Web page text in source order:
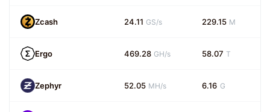
Zcash 24.11 GS/s 229.15 M
Ergo 469.28 GH/s 58.07 T
Zephyr 52.05 MH/s 6.16 G